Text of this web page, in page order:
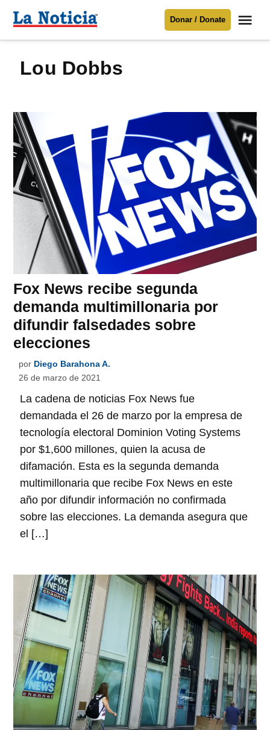
Para mantenerte informado necesitamos
contenido
Noticia
Donar / Donate
Lou Dobbs
Fox News recibe segunda
demanda multimillonaria por
difundir falsedades sobre
elecciones
por Diego Barahona A.
26 de marzo de 2021
La cadena de noticias Fox News fue
demandada el 26 de marzo por la empresa de
tecnología electoral Dominion Voting Systems
por $1,600 millones, quien la acusa de
difamación. Esta es la segunda demanda
multimillonaria que recibe Fox News en este
año por difundir información no confirmada
sobre las elecciones. La demanda asegura que
el […]